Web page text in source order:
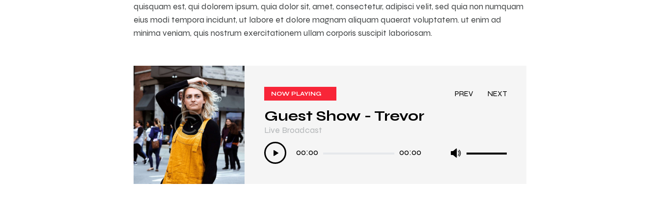
quisquam est, qui dolorem ipsum, quia dolor sit, amet, consectetur, adipisci velit, sed quia non numquam
eius modi tempora incidunt, ut labore et dolore magnam aliquam quaerat voluptatem. ut enim ad
minima veniam, quis nostrum exercitationem ullam corporis suscipit laboriosam.
NOW PLAYING
Guest Show - Trevor
Live Broadcast
Audio
Player
00:00 00:00
NOW PLAYING
In My Mind
Live Broadcast
Audio
Player
00:00 00:00
PREV NEXT